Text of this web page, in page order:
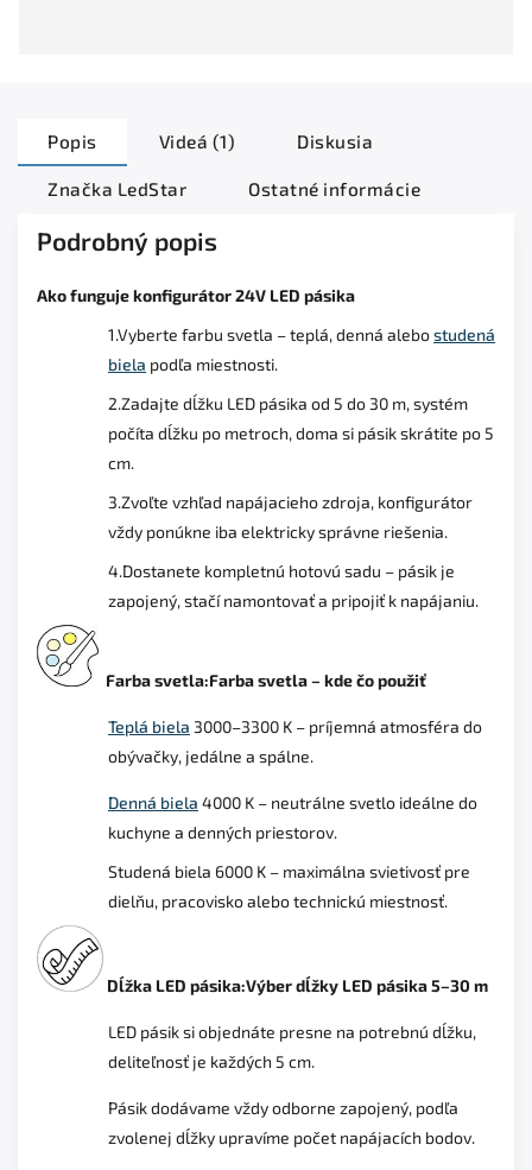
Popis Videá (1) Diskusia
Značka LedStar Ostatné informácie
Podrobný popis
Ako funguje konfigurátor 24V LED pásika
1.Vyberte farbu svetla – teplá, denná alebostudená
biela podľa miestnosti.
2.Zadajte dĺžku LED pásika od 5 do 30 m, systém
počíta dĺžku po metroch, doma si pásik skrátite po 5
cm.
3.Zvoľte vzhľad napájacieho zdroja, konfigurátor
vždy ponúkne iba elektricky správne riešenia.
4.Dostanete kompletnú hotovú sadu – pásik je
zapojený, stačí namontovať a pripojiť k napájaniu.
Farba svetla:Farba svetla – kde čo použiť
Teplá biela 3000–3300 K – príjemná atmosféra do
obývačky, jedálne a spálne.
Denná biela 4000 K – neutrálne svetlo ideálne do
kuchyne a denných priestorov.
Studená biela 6000 K – maximálna svietivosť pre
dielňu, pracovisko alebo technickú miestnosť.
Dĺžka LED pásika:Výber dĺžky LED pásika 5–30 m
LED pásik si objednáte presne na potrebnú dĺžku,
deliteľnosť je každých 5 cm.
Pásik dodávame vždy odborne zapojený, podľa
zvolenej dĺžky upravíme počet napájacích bodov.